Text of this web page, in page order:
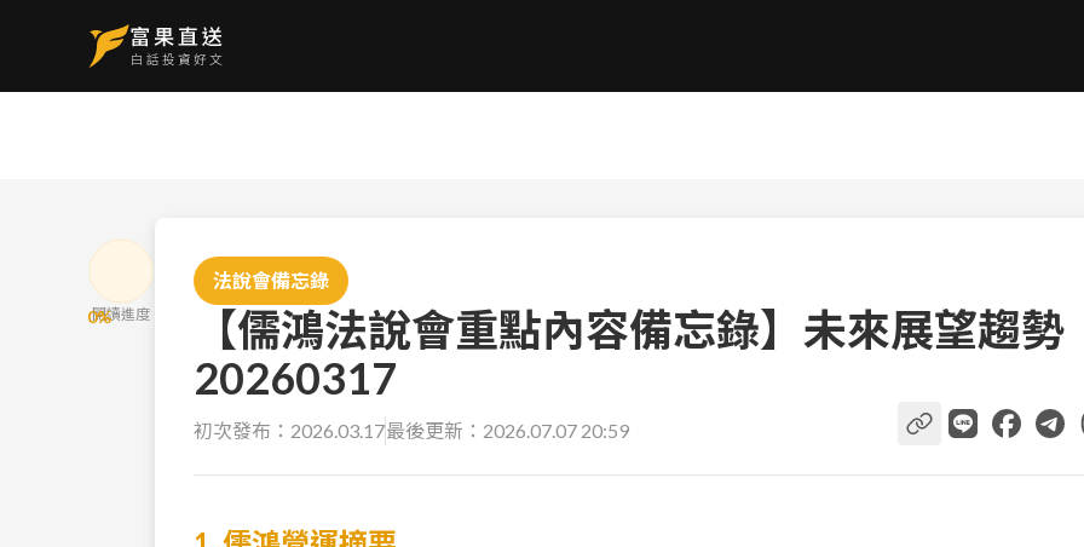
0%
閱讀進度
法說會備忘錄
【儒鴻法說會重點內容備忘錄】未來展望趨勢
20260317
初次發布： 2026.03.17最後更新： 2026.07.07 20:59